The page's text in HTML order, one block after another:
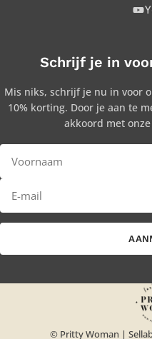
Schrijf je in
Mis niks, schrijf je nu in voor
10% korting. Door je aan te
akkoord met
© Pritty Woman |